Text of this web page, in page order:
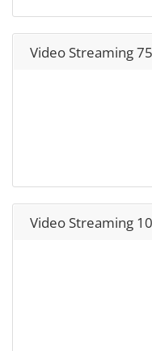
Video Streaming
Video Streaming